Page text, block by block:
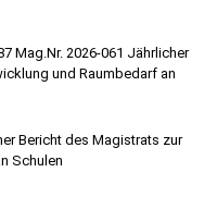
Mag.Nr. 2026-061 Jährlicher
und Raumbedarf an
Bericht des Magistrats zur
Schulen